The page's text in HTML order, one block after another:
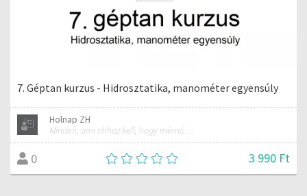
7. Géptan kurzus - Hidrosztatika, manométer egyensúly
Holnap ZH
Minden, ami ahhoz kell, hogy mérnökké válj!
0 3 990 Ft